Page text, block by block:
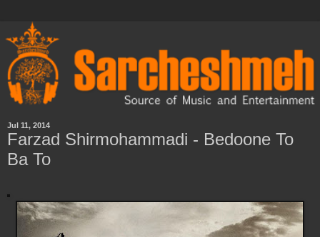
Jul 11, 2014
Farzad Shirmohammadi - Bedoone To
Ba To